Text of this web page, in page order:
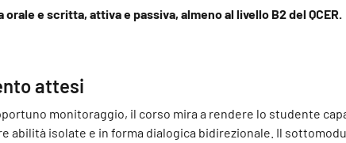
e scritta, attiva e passiva, almeno al livello B2 del QCER.
attesi
monitoraggio, il corso mira a rendere lo studente
abilità isolate e in forma dialogica bidirezionale. Il